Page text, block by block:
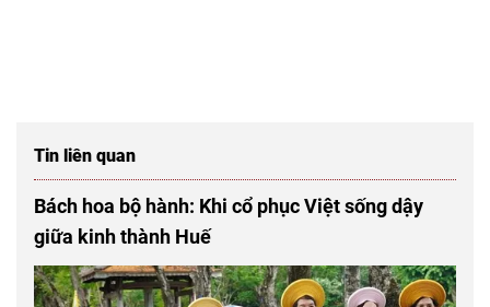
Tin liên quan
Bách hoa bộ hành: Khi cổ phục Việt sống dậy
giữa kinh thành Huế